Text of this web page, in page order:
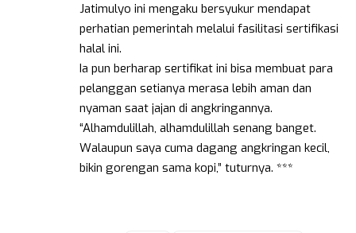
Jatimulyo ini mengaku bersyukur mendapat
perhatian pemerintah melalui fasilitasi sertifikasi
halal ini.
Ia pun berharap sertifikat ini bisa membuat para
pelanggan setianya merasa lebih aman dan
nyaman saat jajan di angkringannya.
“Alhamdulillah, alhamdulillah senang banget.
Walaupun saya cuma dagang angkringan kecil,
bikin gorengan sama kopi,” tuturnya. ***